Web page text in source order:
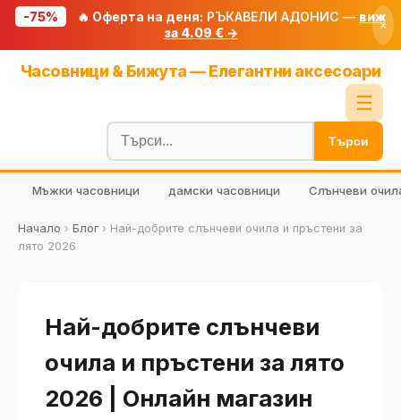
-75% 🔥 Оферта на деня: РЪКАВЕЛИ АДОНИС — виж
за 4.09 € →
×
Часовници & Бижута — Елегантни аксесоари
☰
Блог
🧮 Калкулатори
🔍 Намери продукт
🎁 Подарък
Търси
Мъжки часовници дамски часовници Слънчеви
Начало › Блог› Най-добрите слънчеви очила и пръстени за
лято 2026
Най-добрите слънчеви
очила и пръстени за лято
2026 | Онлайн магазин